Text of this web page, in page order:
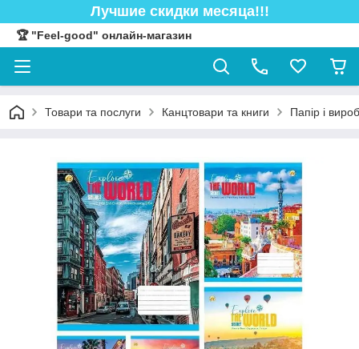
Лучшие скидки месяца!!!
🏆 "Feel-good" онлайн-магазин
Товари та послуги Канцтовари та книги Папір і